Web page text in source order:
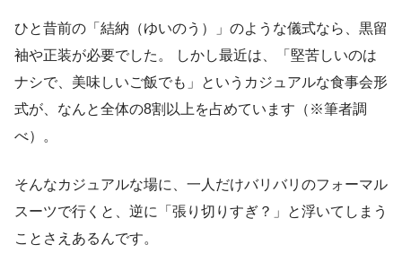
ひと昔前の「結納（ゆいのう）」のような儀式なら、黒留
袖や正装が必要でした。 しかし最近は、「堅苦しいのは
ナシで、美味しいご飯でも」というカジュアルな食事会形
式が、なんと全体の8割以上を占めています（※筆者調
べ）。
そんなカジュアルな場に、一人だけバリバリのフォーマル
スーツで行くと、逆に「張り切りすぎ？」と浮いてしまう
ことさえあるんです。